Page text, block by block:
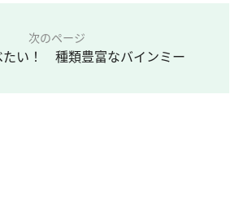
次のページ
い！ 種類豊富なバインミー